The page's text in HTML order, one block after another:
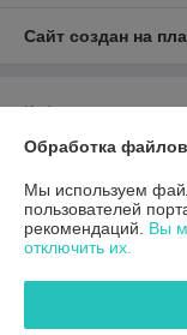
Сайт создан на
Информация для
Юридическое лицо:
г. Минск, ул.
Регистрационный
Регистрационный
Обработка
Мы используем
пользователей
рекомендаций. Вы
отключить их.